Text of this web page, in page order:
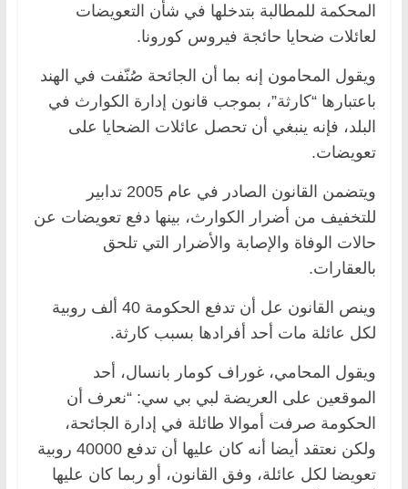
المحكمة للمطالبة بتدخلها في شأن التعويضات
لعائلات ضحايا حائجة فيروس كورونا.
ويقول المحامون إنه بما أن الجائحة صُنّفت في الهند
باعتبارها “كارثة”، بموجب قانون إدارة الكوارث في
البلد، فإنه ينبغي أن تحصل عائلات الضحايا على
تعويضات.
ويتضمن القانون الصادر في عام 2005 تدابير
للتخفيف من أضرار الكوارث، بينها دفع تعويضات عن
حالات الوفاة والإصابة والأضرار التي تلحق
بالعقارات.
وينص القانون عل أن تدفع الحكومة 40 ألف روبية
لكل عائلة مات أحد أفرادها بسبب كارثة.
ويقول المحامي، غوراف كومار بانسال، أحد
الموقعين على العريضة لبي بي سي: “نعرف أن
الحكومة صرفت أموالا طائلة في إدارة الجائحة،
ولكن نعتقد أيضا أنه كان عليها أن تدفع 40000 روبية
تعويضا لكل عائلة، وفق القانون، أو ربما كان عليها